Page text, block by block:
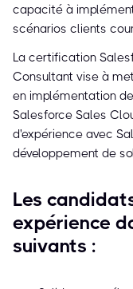
capacité à
scénarios clients
La certification
Consultant vise à
en implémentation
Salesforce Sales
d'expérience avec
développement de
Les
expérience
suivants :